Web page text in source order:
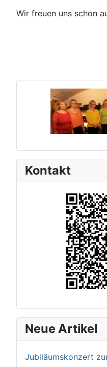
Wir freuen uns schon
Kontakt
Neue Artikel
Jubiläumskonzert